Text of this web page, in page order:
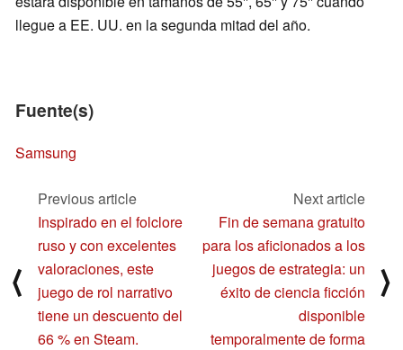
llegue a EE. UU. en la segunda mitad del año.
Fuente(s)
Samsung
⟨
Previous article
Inspirado en el folclore
ruso y con excelentes
valoraciones, este
juego de rol narrativo
tiene un descuento del
66 % en Steam.
Next article
Fin de semana gratuito
para los aficionados a los
juegos de estrategia: un
éxito de ciencia ficción
disponible
temporalmente de forma
⟩